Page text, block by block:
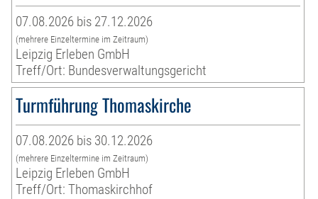
07.08.2026 bis 27.12.2026
(mehrere Einzeltermine im Zeitraum)
Leipzig Erleben GmbH
Treff/Ort: Bundesverwaltungsgericht
Turmführung Thomaskirche
07.08.2026 bis 30.12.2026
(mehrere Einzeltermine im Zeitraum)
Leipzig Erleben GmbH
Treff/Ort: Thomaskirchhof